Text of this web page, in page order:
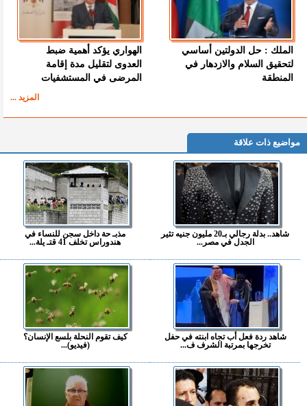
الملك : حل الدولتين أساسي
لتحقيق السلام والازدهار في
المنطقة
الهواري يؤكد أهمية ضبط
العدوى لتقليل مدة إقامة
المرضى في المستشفيات
المزيد ...
مواضيع ذات علاقة
شاهد.. بدلة رجالي بـ20 مليون جنيه تثير
الجدل في مصر...
مذبـ حة داخل سجن للنساء في
هندوراس تخلف 41 قتـ يلة...
شاهد ردة فعل أب تجاه ابنته في حفل
تخرجها بمرتبة الشرف ف...
كيف تقوم النحلة بلسع الإنسان؟
(فيديو)...